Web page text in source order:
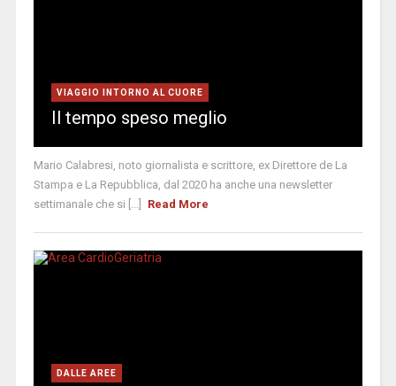
VIAGGIO INTORNO AL CUORE
Il tempo speso meglio
Mario Calabresi, noto giornalista e scrittore, ex Direttore de La
Stampa e La Repubblica, dal 2020 ha anche una newsletter
settimanale che si [...]
Read More
DALLE AREE